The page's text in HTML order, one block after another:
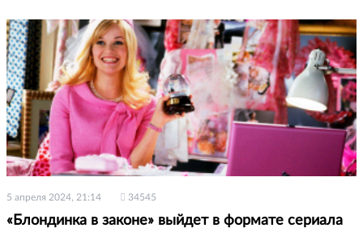
5 апреля 2024, 21:14 34545
«Блондинка в законе» выйдет в формате сериала